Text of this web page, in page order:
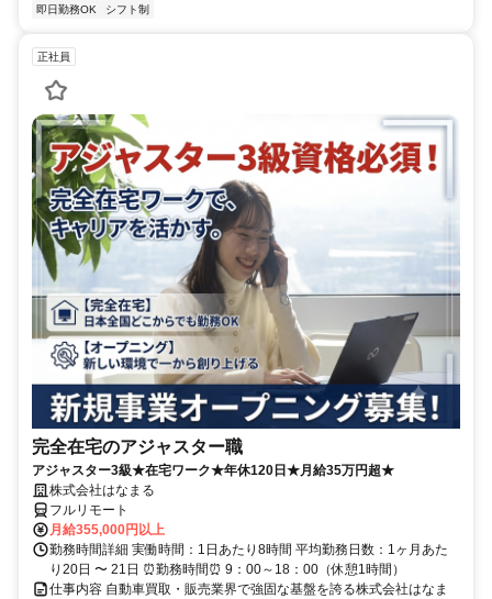
即日勤務OK シフト制
正社員
完全在宅のアジャスター職
アジャスター3級★在宅ワーク★年休120日★月給35万円超★
株式会社はなまる
フルリモート
月給355,000円以上
勤務時間詳細 実働時間：1日あたり8時間 平均勤務日数：1ヶ月あた
り20日 〜 21日 ⏰勤務時間⏰ 9：00～18：00（休憩1時間）
仕事内容 自動車買取・販売業界で強固な基盤を誇る株式会社はなま